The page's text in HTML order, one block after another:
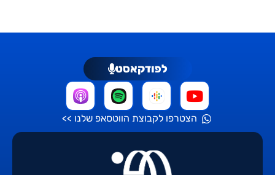
לפודקאסט
הצטרפו לקבוצת הווטסאפ שלנו >>